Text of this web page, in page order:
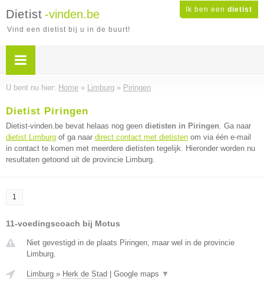
Ik ben een dietist
Dietist -vinden.be
Vind een dietist bij u in de buurt!
U bent nu hier: Home » Limburg » Piringen
Dietist Piringen
Dietist-vinden.be bevat helaas nog geen dietisten in Piringen. Ga naar
dietist Limburg of ga naar direct contact met dietisten om via één e-mail
in contact te komen met meerdere dietisten tegelijk. Hieronder worden nu
resultaten getoond uit de provincie Limburg.
1
11-voedingscoach bij Motus
Niet gevestigd in de plaats Piringen, maar wel in de provincie
Limburg.
Limburg » Herk de Stad Google maps ▼